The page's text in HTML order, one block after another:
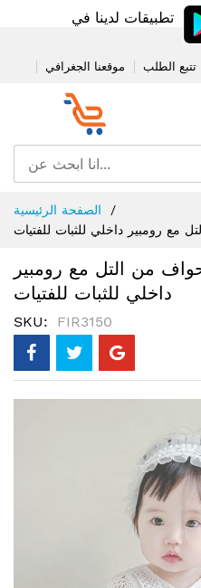
تطبيقات لدينا في
موقعنا الجغرافي تتبع الطلب
إلى
المحتوى
الصفحة الرئيسية
مع رومبير داخلي للثبات للفتيات
من التل مع رومبير
داخلي للثبات للفتيات
SKU FIR3150